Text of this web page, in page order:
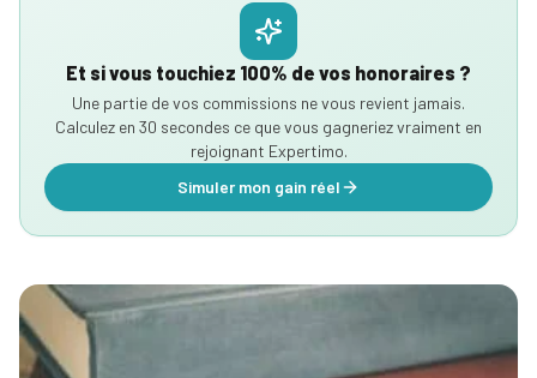
Et si vous touchiez 100% de vos honoraires ?
Une partie de vos commissions ne vous revient jamais.
Calculez en 30 secondes ce que vous gagneriez vraiment en
rejoignant Expertimo.
Simuler mon gain réel